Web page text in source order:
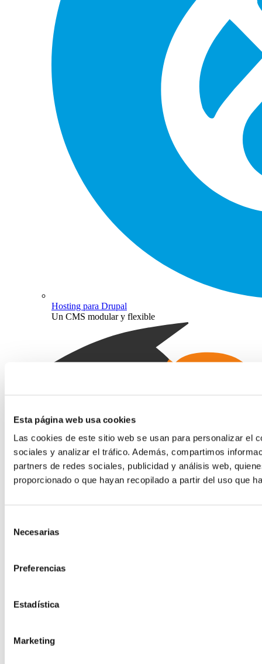
Esta página web usa cookies
Las cookies de este sitio web se usan para personalizar el
sociales y analizar el tráfico. Además, compartimos
partners de redes sociales, publicidad y análisis web,
proporcionado o que hayan recopilado a partir del uso que
Necesarias
Preferencias
Estadística
Marketing
Hosting para Drupal
Un CMS modular y flexible
Hosting para Moodle
El LMS más potente para formación